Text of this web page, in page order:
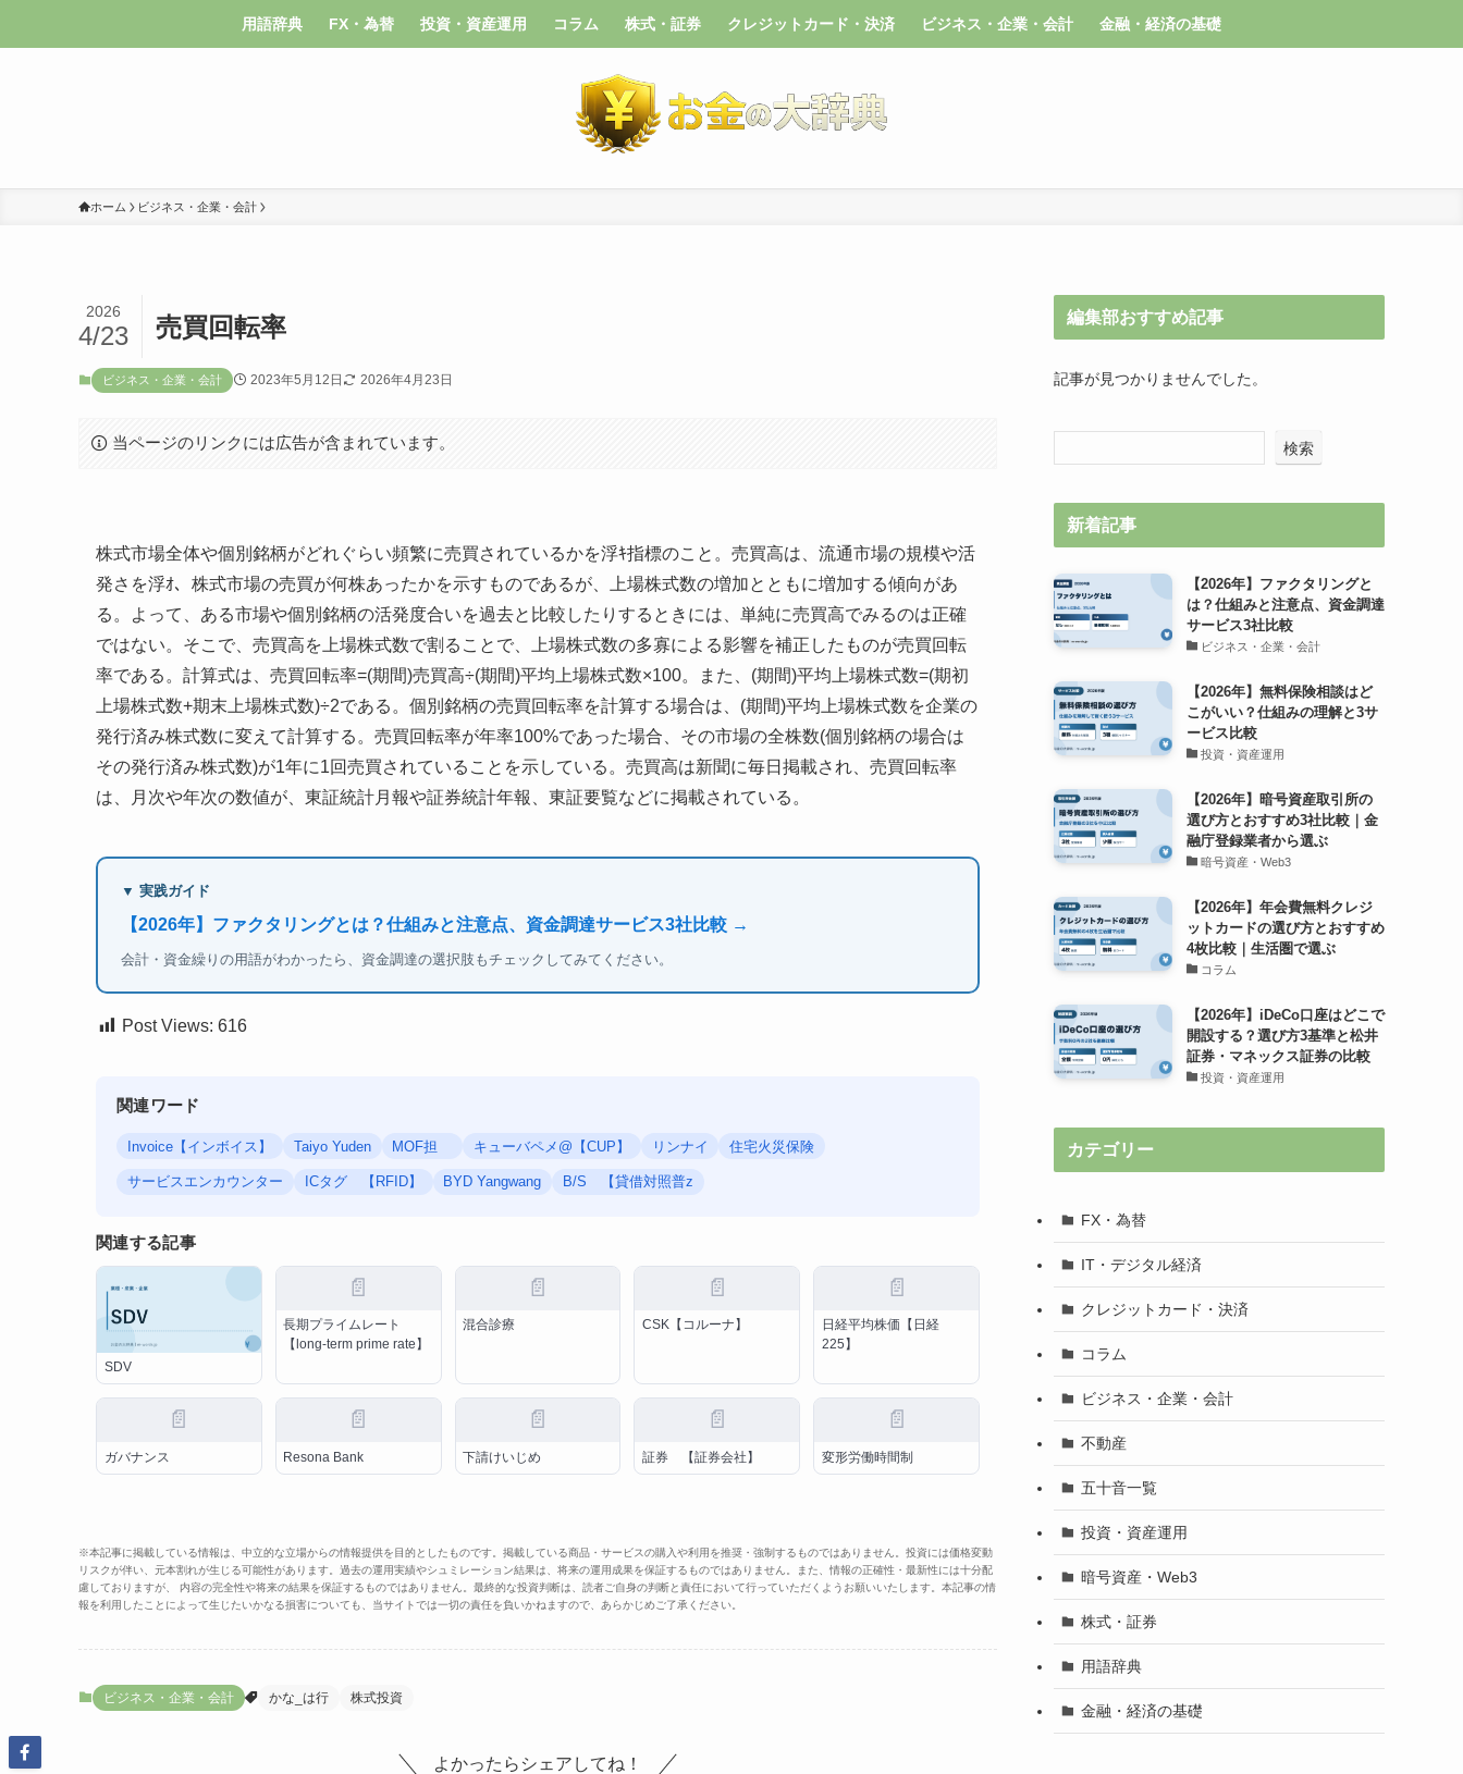
用語辞典 FX・為替 投資・資産運用 コラム 株式・証券 クレジットカード・決済 ビジネス・企業・会計 金融・経済の基礎
ホーム ビジネス・企業・会計
売買回転率
2026
4/23
ビジネス・企業・会計 2023年5月12日 2026年4月23日
当ページのリンクには広告が含まれています。
株式市場全体や個別銘柄がどれぐらい頻繁に売買されているかを浮ｷ指標のこと。売買高は、流通市場の規模や活
発さを浮ｵ、株式市場の売買が何株あったかを示すものであるが、上場株式数の増加とともに増加する傾向があ
る。よって、ある市場や個別銘柄の活発度合いを過去と比較したりするときには、単純に売買高でみるのは正確
ではない。そこで、売買高を上場株式数で割ることで、上場株式数の多寡による影響を補正したものが売買回転
率である。計算式は、売買回転率=(期間)売買高÷(期間)平均上場株式数×100。また、(期間)平均上場株式数=(期初
上場株式数+期末上場株式数)÷2である。個別銘柄の売買回転率を計算する場合は、(期間)平均上場株式数を企業の
発行済み株式数に変えて計算する。売買回転率が年率100%であった場合、その市場の全株数(個別銘柄の場合は
その発行済み株式数)が1年に1回売買されていることを示している。売買高は新聞に毎日掲載され、売買回転率
は、月次や年次の数値が、東証統計月報や証券統計年報、東証要覧などに掲載されている。
▼ 実践ガイド
【2026年】ファクタリングとは？仕組みと注意点、資金調達サービス3社比較 →
会計・資金繰りの用語がわかったら、資金調達の選択肢もチェックしてみてください。
Post Views: 616
関連ワード
Invoice【インボイス】 Taiyo Yuden MOF担 キューバペメ@【CUP】 リンナイ 住宅火災保険
サービスエンカウンター ICタグ 【RFID】 BYD Yangwang B/S 【貸借対照普z
関連する記事
SDV
📄
長期プライムレート
【long-term prime rate】
📄
混合診療
📄
CSK【コルーナ】
📄
日経平均株価【日経
225】
📄
ガバナンス
📄
Resona Bank
📄
下請けいじめ
📄
証券 【証券会社】
📄
変形労働時間制
※本記事に掲載している情報は、中立的な立場からの情報提供を目的としたものです。掲載している商品・サービスの購入や利用を推奨・強制するものではありません。投資には価格変動
リスクが伴い、元本割れが生じる可能性があります。過去の運用実績やシュミレーション結果は、将来の運用成果を保証するものではありません。また、情報の正確性・最新性には十分配
慮しておりますが、 内容の完全性や将来の結果を保証するものではありません。最終的な投資判断は、読者ご自身の判断と責任において行っていただくようお願いいたします。本記事の情
報を利用したことによって生じたいかなる損害についても、当サイトでは一切の責任を負いかねますので、あらかじめご了承ください。
ビジネス・企業・会計 かな_は行 株式投資
よかったらシェアしてね！
編集部おすすめ記事
記事が見つかりませんでした。
検索
新着記事
【2026年】ファクタリングと
は？仕組みと注意点、資金調達
サービス3社比較
ビジネス・企業・会計
【2026年】無料保険相談はど
こがいい？仕組みの理解と3サ
ービス比較
投資・資産運用
【2026年】暗号資産取引所の
選び方とおすすめ3社比較｜金
融庁登録業者から選ぶ
暗号資産・Web3
【2026年】年会費無料クレジ
ットカードの選び方とおすすめ
4枚比較｜生活圏で選ぶ
コラム
【2026年】iDeCo口座はどこで
開設する？選び方3基準と松井
証券・マネックス証券の比較
投資・資産運用
カテゴリー
FX・為替
IT・デジタル経済
クレジットカード・決済
コラム
ビジネス・企業・会計
不動産
五十音一覧
投資・資産運用
暗号資産・Web3
株式・証券
用語辞典
金融・経済の基礎